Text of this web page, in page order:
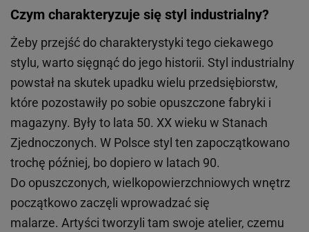
Czym charakteryzuje się styl industrialny?
Żeby przejść do charakterystyki tego ciekawego
stylu, warto sięgnąć do jego historii. Styl industrialny
powstał na skutek upadku wielu przedsiębiorstw,
które pozostawiły po sobie opuszczone fabryki i
magazyny. Były to lata 50. XX wieku w Stanach
Zjednoczonych. W Polsce styl ten zapoczątkowano
trochę później, bo dopiero w latach 90.
Do opuszczonych, wielkopowierzchniowych wnętrz
początkowo zaczęli wprowadzać się
malarze. Artyści tworzyli tam swoje atelier, czemu